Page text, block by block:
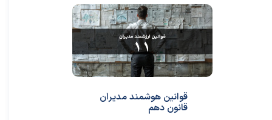
قوانین هوشمند مدیران
قانون دهم